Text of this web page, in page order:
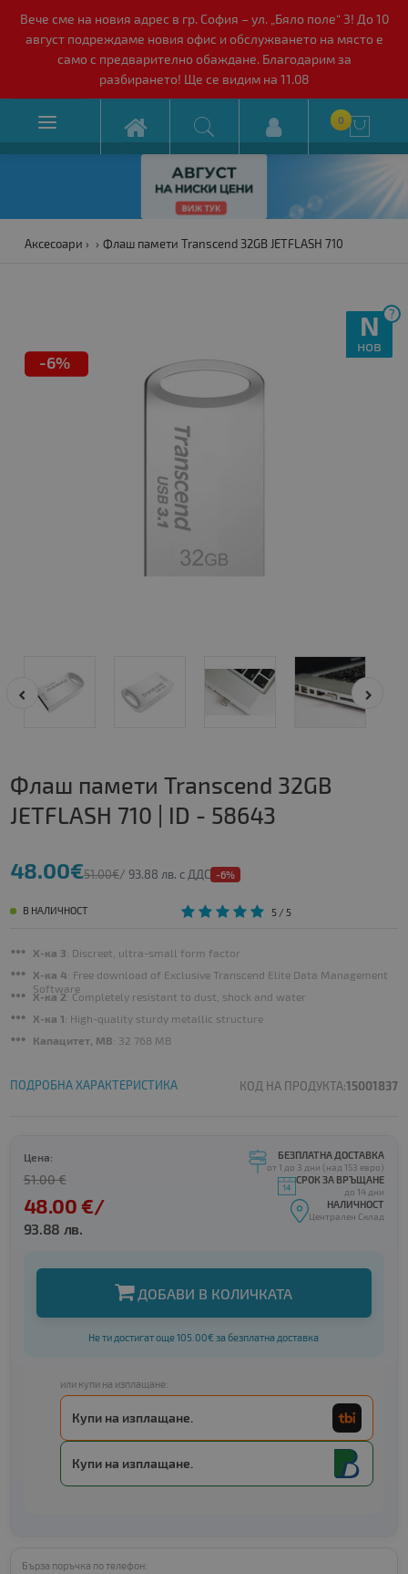
Вече сме на новия адрес в гр. София – ул. „Бяло поле“ 3! До 10
август подреждаме новия офис и обслужването на място е
само с предварително обаждане. Благодарим за
разбирането! Ще се видим на 11.08
 0 
Аксесоари Флаш памети Transcend 32GB JETFLASH 710
?
N
нов
-6%
Флаш памети Transcend 32GB
JETFLASH 710 | ID - 58643
48.00€51.00€/ 93.88 лв. с ДДС -6%
В НАЛИЧНОСТ 5/ 5
Х-ка 3: Discreet, ultra-small form factor
Х-ка 4: Free download of Exclusive Transcend Elite Data Management
Software
Х-ка 2: Completely resistant to dust, shock and water
Х-ка 1: High-quality sturdy metallic structure
Капацитет, MB: 32 768 MB
ПОДРОБНА ХАРАКТЕРИСТИКА КОД НА ПРОДУКТА:15001837
Цена:
51.00 €
48.00 €/
93.88 лв.
БЕЗПЛАТНА ДОСТАВКА
от 1 до 3 дни (над 153 евро)
СРОК ЗА ВРЪЩАНЕ
до 14 дни
НАЛИЧНОСТ
Централен Склад
ДОБАВИ В КОЛИЧКАТА
Не ти достигат още 105.00€ за безплатна доставка
или купи на изплащане:
Купи на изплащане.
Купи на изплащане.
Бърза поръчка по телефон: